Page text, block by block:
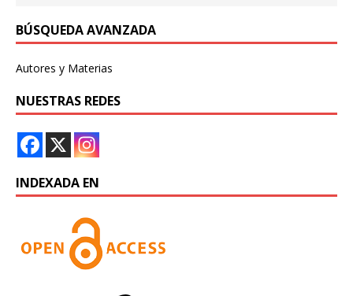
BÚSQUEDA AVANZADA
Autores y Materias
NUESTRAS REDES
INDEXADA EN